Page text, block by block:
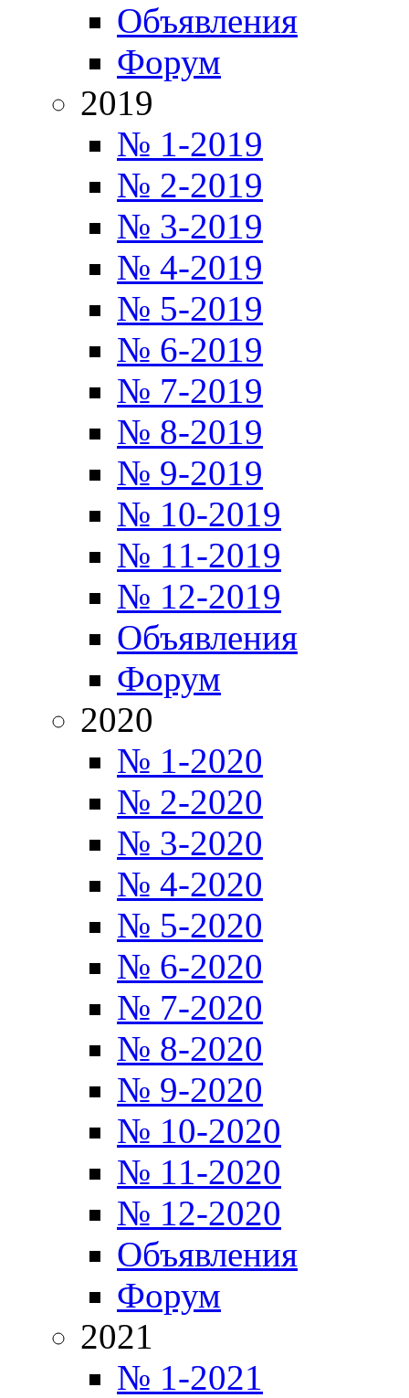
Объявления
Форум
2019
№ 1-2019
№ 2-2019
№ 3-2019
№ 4-2019
№ 5-2019
№ 6-2019
№ 7-2019
№ 8-2019
№ 9-2019
№ 10-2019
№ 11-2019
№ 12-2019
Объявления
Форум
2020
№ 1-2020
№ 2-2020
№ 3-2020
№ 4-2020
№ 5-2020
№ 6-2020
№ 7-2020
№ 8-2020
№ 9-2020
№ 10-2020
№ 11-2020
№ 12-2020
Объявления
Форум
2021
№ 1-2021